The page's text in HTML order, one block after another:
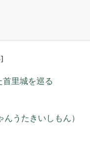
里城を巡る
うたきいしもん）